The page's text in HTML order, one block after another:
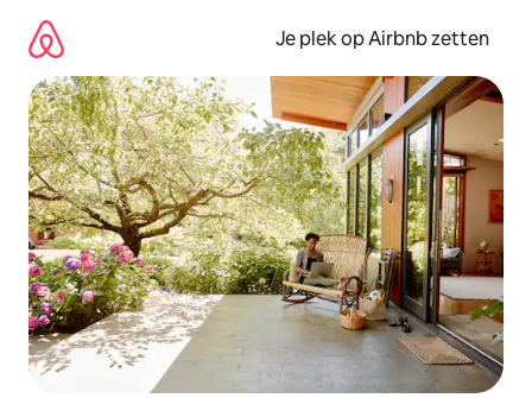
direct
naar
inhoud
Je plek op Airbnb zetten